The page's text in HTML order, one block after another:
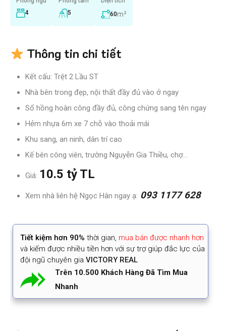
4
5
60m²
Thông tin chi tiết
Kết cấu: Trệt 2 Lầu ST
Nhà bên trong đẹp, nội thất đầy đủ vào ở ngay
Sổ hồng hoàn công đầy đủ, công chứng sang tên ngay
Hẻm nhựa 6m xe 7 chỗ vào thoải mái
Khu sang, an ninh, dân trí cao
Kế bên công viên, trường Nguyễn Gia Thiều, chợ…
Giá: 10.5 tỷ TL
Xem nhà liên hệ Ngọc Hân ngay ạ: 093 1177 628
Tiết kiệm hơn 90% thời gian, mua bán được nhanh hơn
và kiếm được nhiều tiền hơn với sự trợ giúp đắc lực của
đội ngũ chuyên gia VICTORY REAL
Trên 10.500 Khách Hàng Đã Tìm Mua
Nhanh